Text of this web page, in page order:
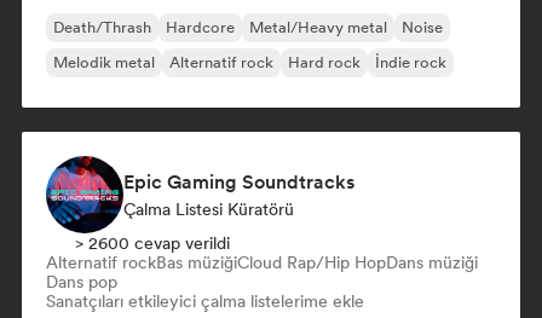
Death/Thrash Hardcore Metal/Heavy metal
Noise
Melodik metal
Alternatif rock Hard rock İndie rock
Epic Gaming Soundtracks
Çalma Listesi Küratörü
> 2600 cevap verildi
Alternatif rockBas müziğiCloud Rap/Hip HopDans müziği
Dans pop
Sanatçıları etkileyici çalma listelerime ekle